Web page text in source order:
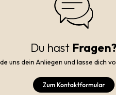
Du hast Fragen?
uns dein Anliegen und lasse dich
Zum Kontaktformular